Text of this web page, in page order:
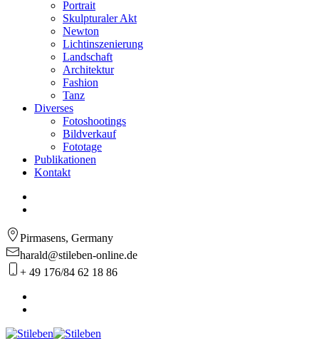
Portrait
Skulpturaler Akt
Newton
Lichtinszenierung
Landschaft
Architektur
Fashion
Tanz
Diverses
Fotoshootings
Bildverkauf
Fototage
Publikationen
Kontakt
Pirmasens, Germany
harald@stileben-online.de
+ 49 176/84 62 18 86